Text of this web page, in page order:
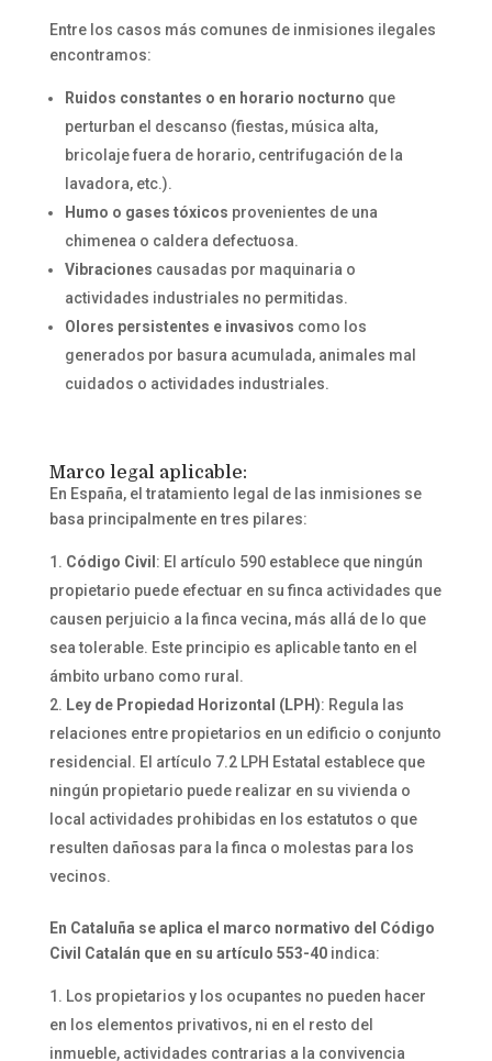
Entre los casos más comunes de inmisiones ilegales
encontramos:
Ruidos constantes o en horario nocturno que
perturban el descanso (fiestas, música alta,
bricolaje fuera de horario, centrifugación de la
lavadora, etc.).
Humo o gases tóxicos provenientes de una
chimenea o caldera defectuosa.
Vibraciones causadas por maquinaria o
actividades industriales no permitidas.
Olores persistentes e invasivos como los
generados por basura acumulada, animales mal
cuidados o actividades industriales.
Marco legal aplicable:
En España, el tratamiento legal de las inmisiones se
basa principalmente en tres pilares:
Código Civil : El artículo 590 establece que ningún
propietario puede efectuar en su finca actividades que
causen perjuicio a la finca vecina, más allá de lo que
sea tolerable. Este principio es aplicable tanto en el
ámbito urbano como rural.
Ley de Propiedad Horizontal (LPH): Regula las
relaciones entre propietarios en un edificio o conjunto
residencial. El artículo 7.2 LPH Estatal establece que
ningún propietario puede realizar en su vivienda o
local actividades prohibidas en los estatutos o que
resulten dañosas para la finca o molestas para los
vecinos.
En Cataluña se aplica el marco normativo del Código
Civil Catalán que en su artículo 553-40indica:
Los propietarios y los ocupantes no pueden hacer
en los elementos privativos, ni en el resto del
inmueble, actividades contrarias a la convivencia